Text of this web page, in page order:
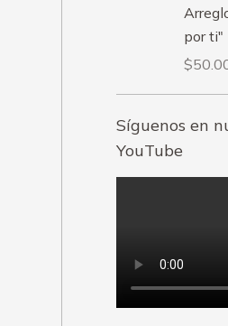
por ti"
$
Síguenos en
YouTube